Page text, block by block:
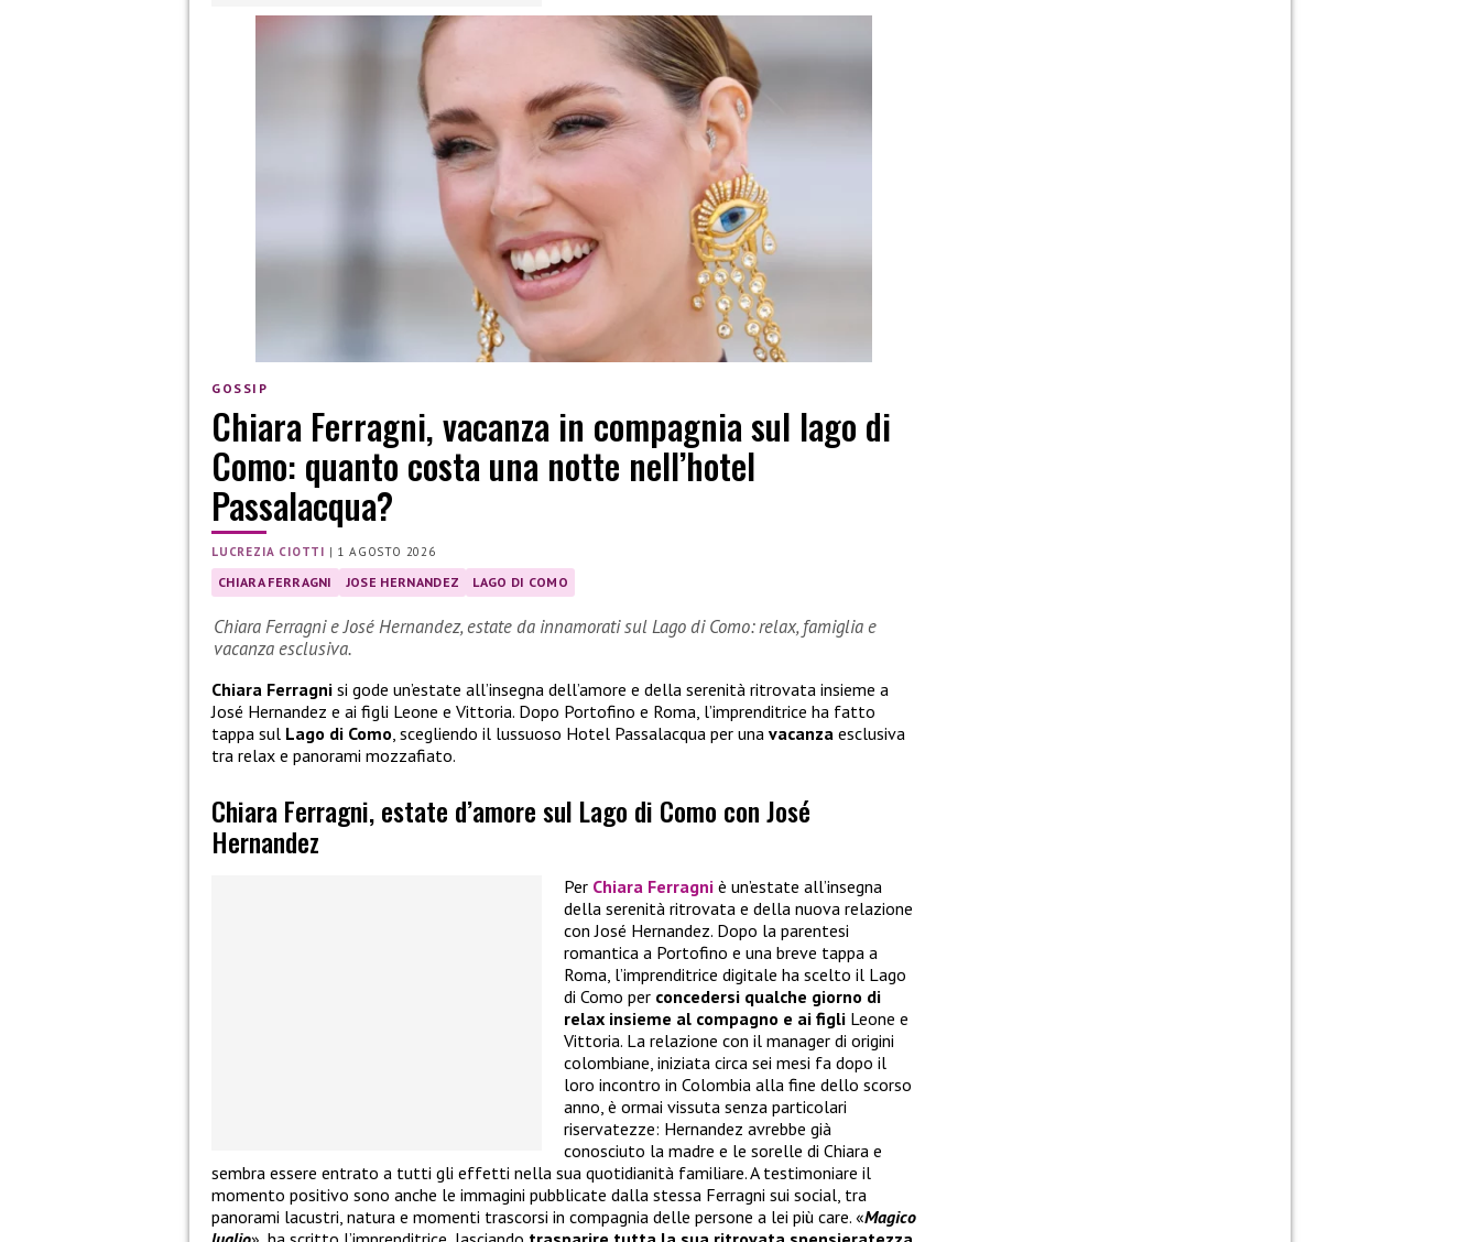
GOSSIP
Chiara Ferragni, vacanza in compagnia sul lago di
Como: quanto costa una notte nell’hotel
Passalacqua?
LUCREZIA CIOTTI | 1 AGOSTO 2026
CHIARA FERRAGNI JOSE HERNANDEZ LAGO DI COMO
Chiara Ferragni e José Hernandez, estate da innamorati sul Lago di Como: relax, famiglia e
vacanza esclusiva.
Chiara Ferragni si gode un’estate all’insegna dell’amore e della serenità ritrovata insieme a
José Hernandez e ai figli Leone e Vittoria. Dopo Portofino e Roma, l’imprenditrice ha fatto
tappa sul Lago di Como , scegliendo il lussuoso Hotel Passalacqua per una vacanza esclusiva
tra relax e panorami mozzafiato.
Chiara Ferragni, estate d’amore sul Lago di Como con José
Hernandez
Per Chiara Ferragni è un’estate all’insegna
della serenità ritrovata e della nuova relazione
con José Hernandez. Dopo la parentesi
romantica a Portofino e una breve tappa a
Roma, l’imprenditrice digitale ha scelto il Lago
di Como per concedersi qualche giorno di
relax insieme al compagno e ai figli Leone e
Vittoria. La relazione con il manager di origini
colombiane, iniziata circa sei mesi fa dopo il
loro incontro in Colombia alla fine dello scorso
anno, è ormai vissuta senza particolari
riservatezze: Hernandez avrebbe già
conosciuto la madre e le sorelle di Chiara e
sembra essere entrato a tutti gli effetti nella sua quotidianità familiare. A testimoniare il
momento positivo sono anche le immagini pubblicate dalla stessa Ferragni sui social, tra
panorami lacustri, natura e momenti trascorsi in compagnia delle persone a lei più care. «Magico